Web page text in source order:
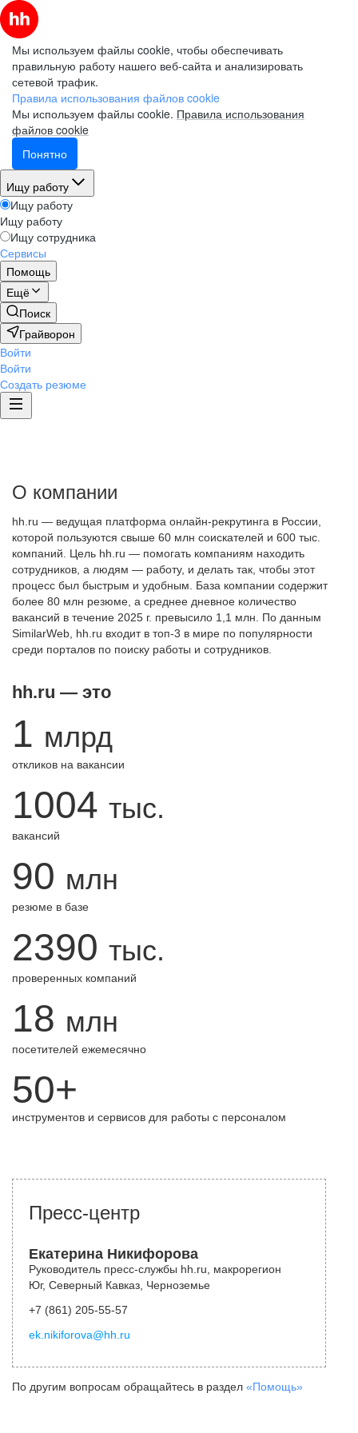
Мы используем файлы cookie, чтобы обеспечивать
правильную работу нашего веб-сайта и анализировать
сетевой трафик.
Правила использования файлов cookie
Мы используем файлы cookie. Правила использования
файлов cookie
Понятно
Ищу работу
Ищу работу
Ищу работу
Ищу сотрудника
Сервисы
Помощь
Ещё
Поиск
Грайворон
Войти
Войти
Создать резюме
О компании
hh.ru — ведущая платформа онлайн-рекрутинга в России,
которой пользуются свыше 60 млн соискателей и 600 тыс.
компаний. Цель hh.ru — помогать компаниям находить
сотрудников, а людям — работу, и делать так, чтобы этот
процесс был быстрым и удобным. База компании содержит
более 80 млн резюме, а среднее дневное количество
вакансий в течение 2025 г. превысило 1,1 млн. По данным
SimilarWeb, hh.ru входит в топ-3 в мире по популярности
среди порталов по поиску работы и сотрудников.
hh.ru — это
1 млрд
откликов на вакансии
1004 тыс.
вакансий
90 млн
резюме в базе
2390 тыс.
проверенных компаний
18 млн
посетителей ежемесячно
50+
инструментов и сервисов для работы с персоналом
Пресс-центр
Екатерина Никифорова
Руководитель пресс-службы hh.ru, макрорегион
Юг, Северный Кавказ, Черноземье
+7 (861) 205-55-57
ek.nikiforova@hh.ru
По другим вопросам обращайтесь в раздел «Помощь»